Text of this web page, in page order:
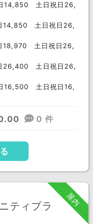
14,850 土日祝日26,
14,850 土日祝日26,
18,970 土日祝日26,
26,400 土日祝日26,
16,500 土日祝日16,
0 件
屋内
ティプラ